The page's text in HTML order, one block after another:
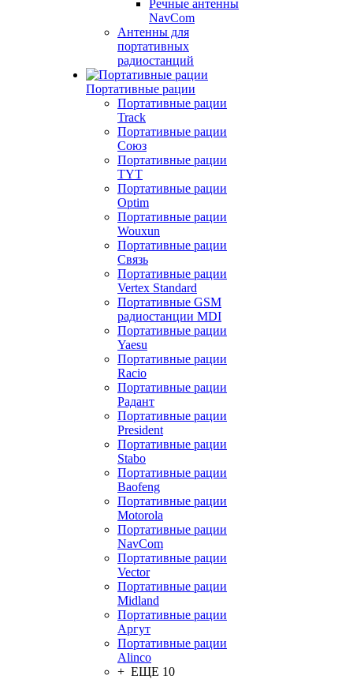
Речные антенны
NavCom
Антенны для
портативных
радиостанций
Портативные рации
Портативные рации
Track
Портативные рации
Союз
Портативные рации
TYT
Портативные рации
Optim
Портативные рации
Wouxun
Портативные рации
Связь
Портативные рации
Vertex Standard
Портативные GSM
радиостанции MDI
Портативные рации
Yaesu
Портативные рации
Racio
Портативные рации
Радант
Портативные рации
President
Портативные рации
Stabo
Портативные рации
Baofeng
Портативные рации
Motorola
Портативные рации
NavCom
Портативные рации
Vector
Портативные рации
Midland
Портативные рации
Аргут
Портативные рации
Alinco
+ ЕЩЕ 10